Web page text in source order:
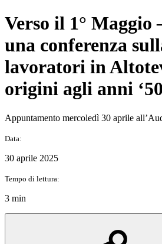
Verso il 1° Maggio
una conferenza
lavoratori in
origini agli anni ‘50
Appuntamento mercoledì 30 aprile
Data:
30 aprile 2025
Tempo di lettura:
3 min